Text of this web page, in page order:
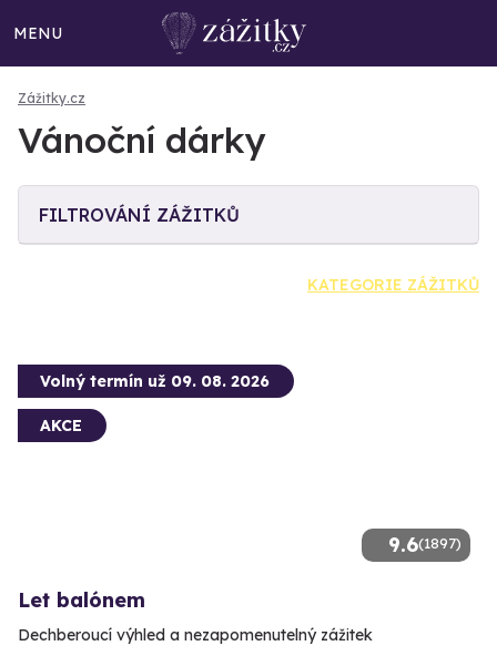
MENU
Zážitky.cz
Vánoční dárky
FILTROVÁNÍ ZÁŽITKŮ
KATEGORIE ZÁŽITKŮ
9.6(1897)
Volný termín už 09. 08. 2026
AKCE
Let balónem
Dechberoucí výhled a nezapomenutelný zážitek